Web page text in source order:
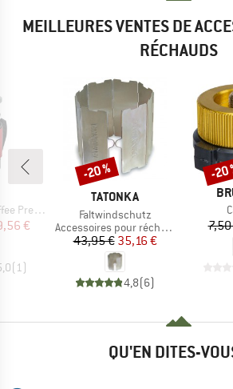
MEILLEURES VENTES DE
RÉCHAUDS
Kit 1.8 L
réduit
€
(1)
MARQUE
TATONKA
Article
Faltwindschutz
Product group
Accessoires pour réchauds
Prix
43,95 €Prix réduit
35,16 €
4,8(6)
Remise
-20 % -20
QU'EN DITES-